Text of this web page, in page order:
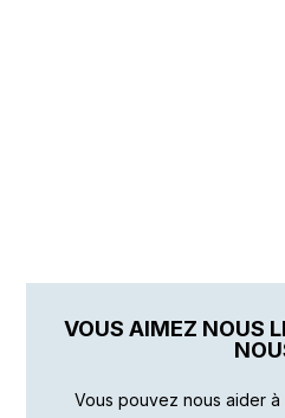
VOUS AIMEZ NOUS
Vous pouvez nous aider